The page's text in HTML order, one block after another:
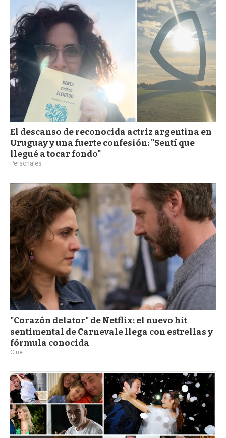
a
El descanso de reconocida actriz argentina en
Uruguay y una fuerte confesión: "Sentí que
llegué a tocar fondo"
Personajes
"Corazón delator" de Netflix: el nuevo hit
sentimental de Carnevale llega con estrellas y
fórmula conocida
Cine